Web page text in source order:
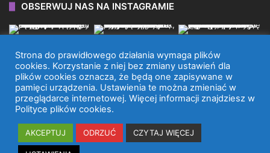
OBSERWUJ NAS NA INSTAGRAMIE
WYDAWNICTWO DANGO 2026 © WSZYSTKIE PRAWA
ZASTRZEŻONE.
Facebook Instagram
TikTok
Strona do prawidłowego działania wymaga plików
cookies. Korzystanie z niej bez zmiany ustawień dla
plików cookies oznacza, że będą one zapisywane w
pamięci urządzenia. Ustawienia te można zmieniać w
przeglądarce internetowej. Więcej informacji znajdziesz w
Polityce plików cookies.
AKCEPTUJ ODRZUĆ CZYTAJ WIĘCEJ